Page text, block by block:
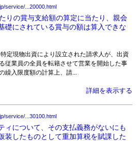
service/...20000.html
りの賞与支給額の算定に当たり、親会
礎にされている賞与の額は算入できな
定現物出資により設立された請求人が、出資
従業員の全員を転籍させて営業を開始した事
繰入限度額の計算上、請...
詳細を表示する
service/...30100.html
ィについて、その支払義務がないにも
装したものとして重加算税を賦課した